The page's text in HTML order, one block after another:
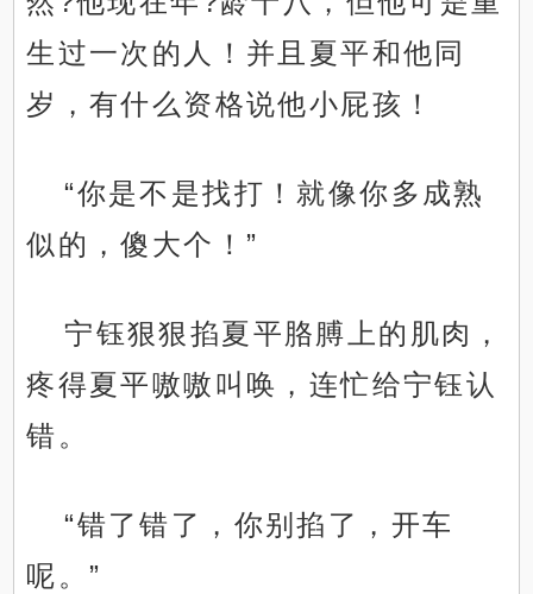
生过一次的人！并且夏平和他同
岁，有什么资格说他小屁孩！
“你是不是找打！就像你多成熟
似的，傻大个！”
宁钰狠狠掐夏平胳膊上的肌肉，
疼得夏平嗷嗷叫唤，连忙给宁钰认
错。
“错了错了，你别掐了，开车
呢。”